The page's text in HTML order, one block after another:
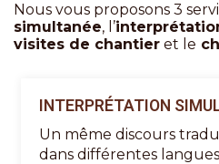
Nous vous proposons 3
simultanée, l’
visites de chantier et le
INTERPRÉTATION
Un même discours
dans différentes